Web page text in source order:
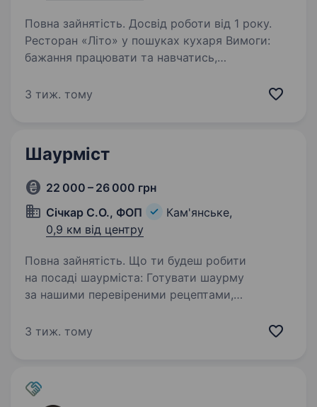
Повна зайнятість. Досвід роботи від 1 року.
Ресторан «Літо» у пошуках кухаря Вимоги:
бажання працювати та навчатись,
працювати в команді Умови роботи: з 10:30
3 тиж. тому
Шаурміст
22 000 – 26 000 грн
Січкар С.О., ФОП
Кам'янське,
0,9 км від центру
Повна зайнятість. Що ти будеш робити
на посаді шаурміста: Готувати шаурму
за нашими перевіреними рецептами,
Підтримувати чистоту робочого місця
3 тиж. тому